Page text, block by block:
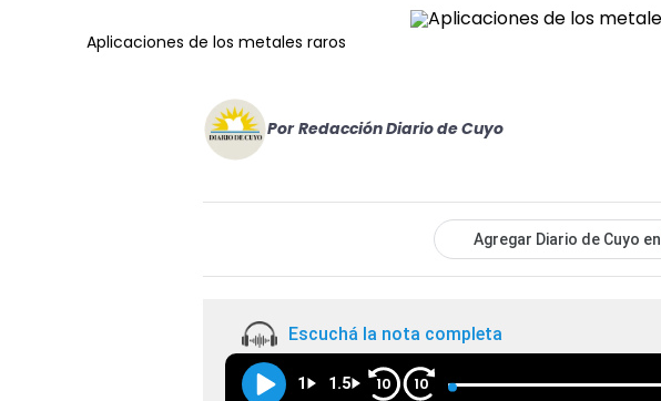
Aplicaciones de los metales raros
Por Redacción Diario de Cuyo
Agregar Diario de Cuyo en
Escuchá la nota completa
1 1.5 10 10